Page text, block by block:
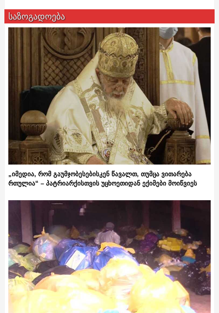
საზოგადოება
„იმედია, რომ გაუმჯობესებისკენ წავალთ, თუმცა ვითარება
რთულია“ – პატრიარქისთვის უცხოეთიდან ექიმები მოიწვიეს